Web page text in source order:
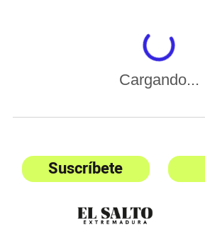
Cargando...
Suscríbete